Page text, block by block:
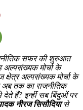
सफर की शुरुआत
अल्पसंख्यक मोर्चा के
क्षेत्र अल्पसंख्यक मोर्चा के
अब तक का राजनीतिक
हैं? इन्हीं सब बिंदुओं पर
नीरज सिसौदियासे